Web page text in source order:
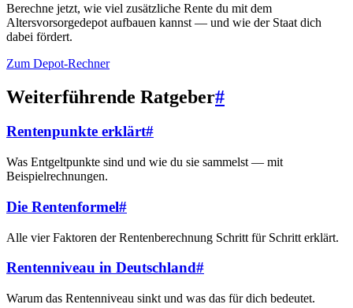
Berechne jetzt, wie viel zusätzliche Rente du mit dem
Altersvorsorgedepot aufbauen kannst — und wie der Staat dich
dabei fördert.
Zum Depot-Rechner
Weiterführende Ratgeber#
Rentenpunkte erklärt#
Was Entgeltpunkte sind und wie du sie sammelst — mit
Beispielrechnungen.
Die Rentenformel#
Alle vier Faktoren der Rentenberechnung Schritt für Schritt erklärt.
Rentenniveau in Deutschland#
Warum das Rentenniveau sinkt und was das für dich bedeutet.